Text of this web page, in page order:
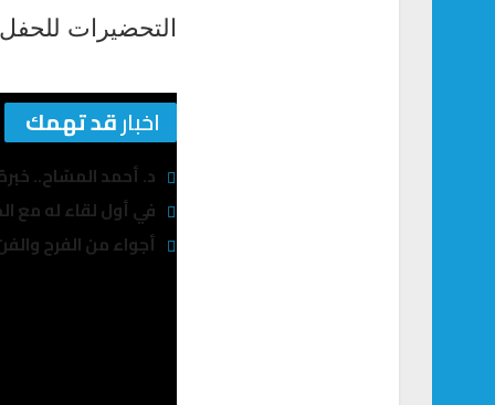
التحضيرات
اخبارقد تهمك
د. أحمد المسّاح..
في أول لقاء له مع
أجواء من الفرح